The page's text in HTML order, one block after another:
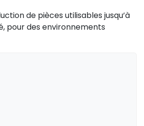
de pièces utilisables jusqu’à
pour des environnements